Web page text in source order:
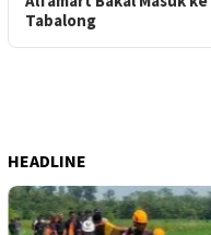
Tabalong
HEADLINE